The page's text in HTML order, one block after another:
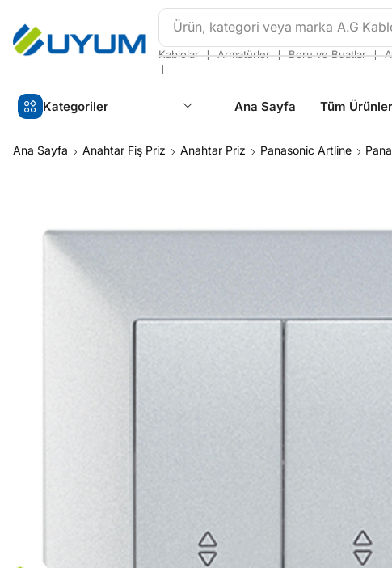
Ürün, kategori veya marka A.G
Kablolar ❘ Armatürler ❘ Boru ve Buatlar ❘
❘
Kategoriler Ana Sayfa Tüm Ürünler
Ana Sayfa Anahtar Fiş Priz Anahtar Priz Panasonic Artline